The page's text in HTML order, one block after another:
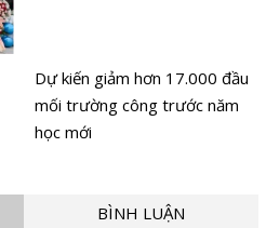
Dự kiến giảm hơn 17.000 đầu
mối trường công trước năm
học mới
BÌNH LUẬN